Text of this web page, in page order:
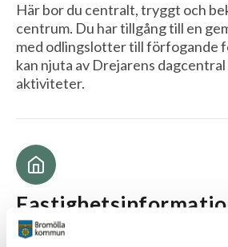
Här bor du centralt, tryggt och
centrum. Du har tillgång till en
med odlingslotter till förfogande
kan njuta av Drejarens dagcentral
aktiviteter.
Adress: